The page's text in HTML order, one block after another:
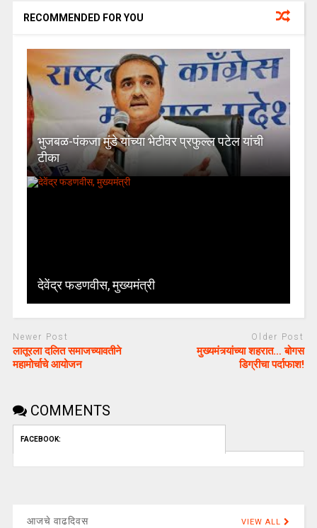
RECOMMENDED FOR YOU
भुजबळ-पंकजा मुंडे यांच्या भेटीवर प्रफुल्ल पटेल यांची
टीका
देवेंद्र फडणवीस, मुख्यमंत्री
Newer Post
लातूरला दलित समाजच्यावतीने
महामोर्चाचे आयोजन
Older Post
मुख्यमंत्र्यांच्या शहरात… बोगस
डिग्रीचा पर्दाफाश!
COMMENTS
FACEBOOK:
आजचे वाढदिवस VIEW ALL